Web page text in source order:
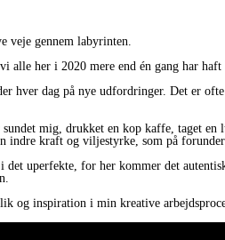
veje gennem labyrinten.
alle her i 2020 mere end én gang har
hver dag på nye udfordringer. Det er
mig, drukket en kop kaffe, taget en
indre kraft og viljestyrke, som på
det uperfekte, for her kommer det
og inspiration i min kreative